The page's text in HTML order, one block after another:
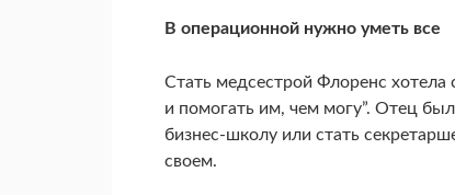
В операционной нужно уметь все
Стать медсестрой Флоренс
и помогать им, чем могу”. Отец
бизнес-школу или стать
своем.